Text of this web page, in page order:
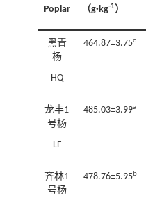
Poplar
（g·kg-1）
黑青
杨
HQ
464.87±3.75c
龙丰1
号杨
LF
485.03±3.99a
齐林1
号杨
478.76±5.95 b